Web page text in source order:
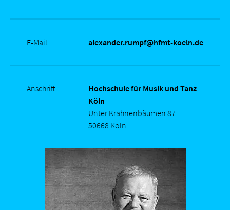
E-Mail alexander.rumpf@hfmt-koeln.de
Anschrift
Hochschule für Musik und Tanz
Köln
Unter Krahnenbäumen 87
50668 Köln